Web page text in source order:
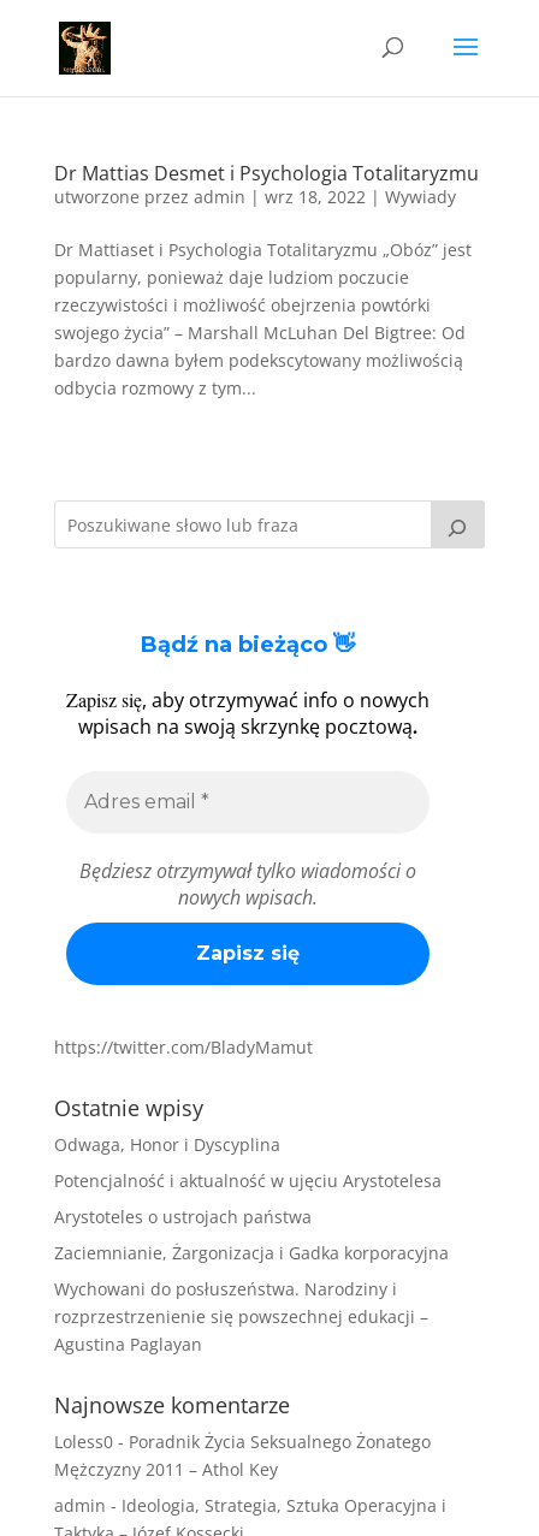
Dr Mattias Desmet i Psychologia Totalitaryzmu
utworzone przez admin | wrz 18, 2022| Wywiady
Dr Mattiaset i Psychologia Totalitaryzmu „Obóz” jest
popularny, ponieważ daje ludziom poczucie
rzeczywistości i możliwość obejrzenia powtórki
swojego życia” – Marshall McLuhan Del Bigtree: Od
bardzo dawna byłem podekscytowany możliwością
odbycia rozmowy z tym...
Bądź na bieżąco 👋
Zapisz się, aby otrzymywać info o nowych
wpisach na swoją skrzynkę pocztową.
Będziesz otrzymywał tylko wiadomości o
nowych wpisach.
https://twitter.com/BladyMamut
Ostatnie wpisy
Odwaga, Honor i Dyscyplina
Potencjalność i aktualność w ujęciu Arystotelesa
Arystoteles o ustrojach państwa
Zaciemnianie, Żargonizacja i Gadka korporacyjna
Wychowani do posłuszeństwa. Narodziny i
rozprzestrzenienie się powszechnej edukacji –
Agustina Paglayan
Najnowsze komentarze
Loless0- Poradnik Życia Seksualnego Żonatego
Mężczyzny 2011 – Athol Key
admin - Ideologia, Strategia, Sztuka Operacyjna i